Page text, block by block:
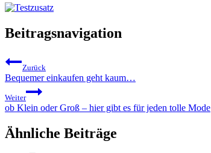
Beitragsnavigation
Zurück
Bequemer einkaufen geht kaum…
Weiter
ob Klein oder Groß – hier gibt es für jeden tolle Mode
Ähnliche Beiträge